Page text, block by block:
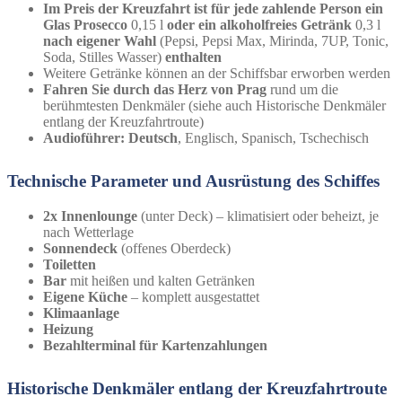
Im Preis der Kreuzfahrt ist für jede zahlende Person ein
Glas Prosecco 0,15 l oder ein alkoholfreies Getränk 0,3 l
nach eigener Wahl (Pepsi, Pepsi Max, Mirinda, 7UP, Tonic,
Soda, Stilles Wasser) enthalten
Weitere Getränke können an der Schiffsbar erworben werden
Fahren Sie durch das Herz von Prag rund um die
berühmtesten Denkmäler (siehe auch Historische Denkmäler
entlang der Kreuzfahrtroute)
Audioführer: Deutsch, Englisch, Spanisch, Tschechisch
Technische Parameter und Ausrüstung des Schiffes
2x Innenlounge (unter Deck) – klimatisiert oder beheizt, je
nach Wetterlage
Sonnendeck (offenes Oberdeck)
Toiletten
Bar mit heißen und kalten Getränken
Eigene Küche – komplett ausgestattet
Klimaanlage
Heizung
Bezahlterminal für Kartenzahlungen
Historische Denkmäler entlang der Kreuzfahrtroute